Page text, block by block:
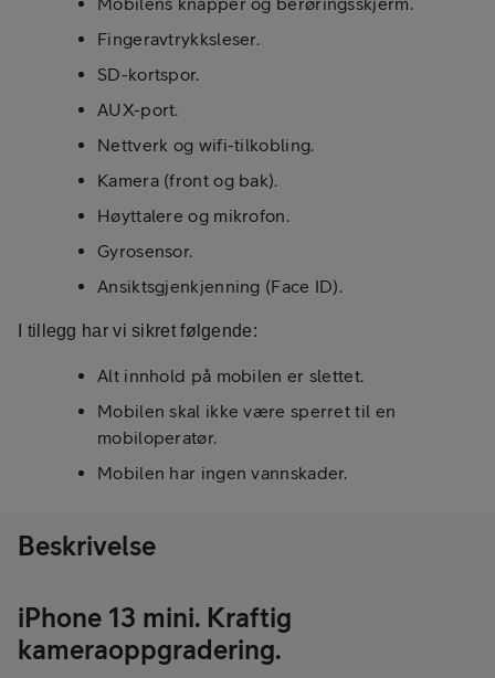
Fingeravtrykksleser.
SD-kortspor.
AUX-port.
Nettverk og wifi-tilkobling.
Kamera (front og bak).
Høyttalere og mikrofon.
Gyrosensor.
Ansiktsgjenkjenning (Face ID).
I tillegg har vi sikret følgende:
Alt innhold på mobilen er slettet.
Mobilen skal ikke være sperret til en
mobiloperatør.
Mobilen har ingen vannskader.
Beskrivelse
iPhone 13 mini. Kraftig
kameraoppgradering.